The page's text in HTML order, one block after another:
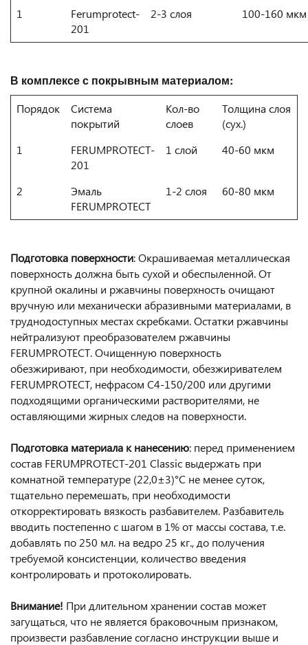
1
Ferumprotect-
201
2-3 слоя 100-160 мкм
В комплексе с покрывным материалом:
Порядок
Система
покрытий
Кол-во
слоев
Толщина слоя
(сух.)
1
FERUMPROTECT-
201
1 слой 40-60 мкм
2
Эмаль
FERUMPROTECT
1-2 слоя 60-80 мкм
Подготовка поверхности: Окрашиваемая металлическая
поверхность должна быть сухой и обеспыленной. От
крупной окалины и ржавчины поверхность очищают
вручную или механически абразивными материалами, в
труднодоступных местах скребками. Остатки ржавчины
нейтрализуют преобразователем ржавчины
FERUMPROTECT. Очищенную поверхность
обезжиривают, при необходимости, обезжиривателем
FERUMPROTECT, нефрасом C4-150/200 или другими
подходящими органическими растворителями, не
оставляющими жирных следов на поверхности.
Подготовка материала к нанесению: перед применением
состав FERUMPROTECT-201 Classic выдержать при
комнатной температуре (22,0±3)°С не менее суток,
тщательно перемешать, при необходимости
откорректировать вязкость разбавителем. Разбавитель
вводить постепенно с шагом в 1% от массы состава, т.е.
добавлять по 250 мл. на ведро 25 кг., до получения
требуемой консистенции, количество введения
контролировать и протоколировать.
Внимание! При длительном хранении состав может
загущаться, что не является браковочным признаком,
произвести разбавление согласно инструкции выше и